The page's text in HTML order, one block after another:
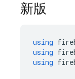
新版
using
using
using